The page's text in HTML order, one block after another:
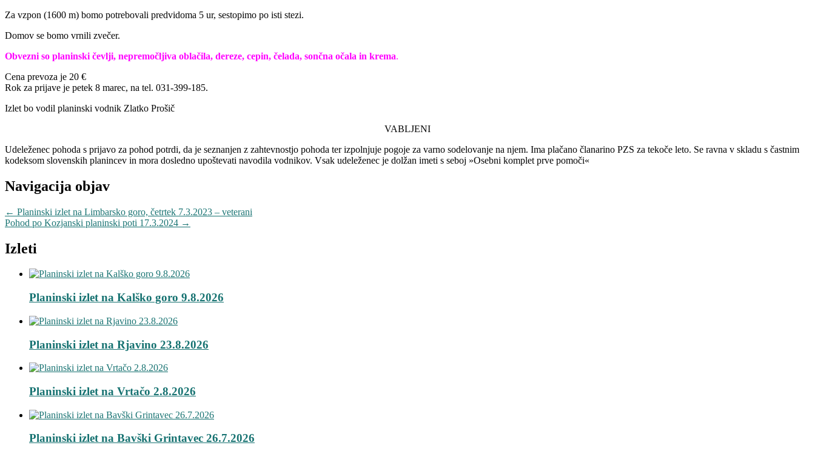
Za vzpon (1600 m) bomo potrebovali predvidoma 5 ur, sestopimo po isti stezi.
Domov se bomo vrnili zvečer.
Obvezni so planinski čevlji, nepremočljiva oblačila, dereze, cepin, čelada, sončna očala in krema.
Cena prevoza je 20 €
Rok za prijave je petek 8 marec, na tel. 031-399-185.
Izlet bo vodil planinski vodnik Zlatko Prošič
VABLJENI
Udeleženec pohoda s prijavo za pohod potrdi, da je seznanjen z zahtevnostjo pohoda ter izpolnjuje pogoje za varno sodelovanje na njem. Ima plačano članarino PZS za tekoče leto. Se ravna v skladu s častnim
kodeksom slovenskih planincev in mora dosledno upoštevati navodila vodnikov. Vsak udeleženec je dolžan imeti s seboj »Osebni komplet prve pomoči«
Navigacija objav
← Planinski izlet na Limbarsko goro, četrtek 7.3.2023 – veterani
Pohod po Kozjanski planinski poti 17.3.2024 →
Izleti
Planinski izlet na Kalško goro 9.8.2026
Planinski izlet na Rjavino 23.8.2026
Planinski izlet na Vrtačo 2.8.2026
Planinski izlet na Bavški Grintavec 26.7.2026